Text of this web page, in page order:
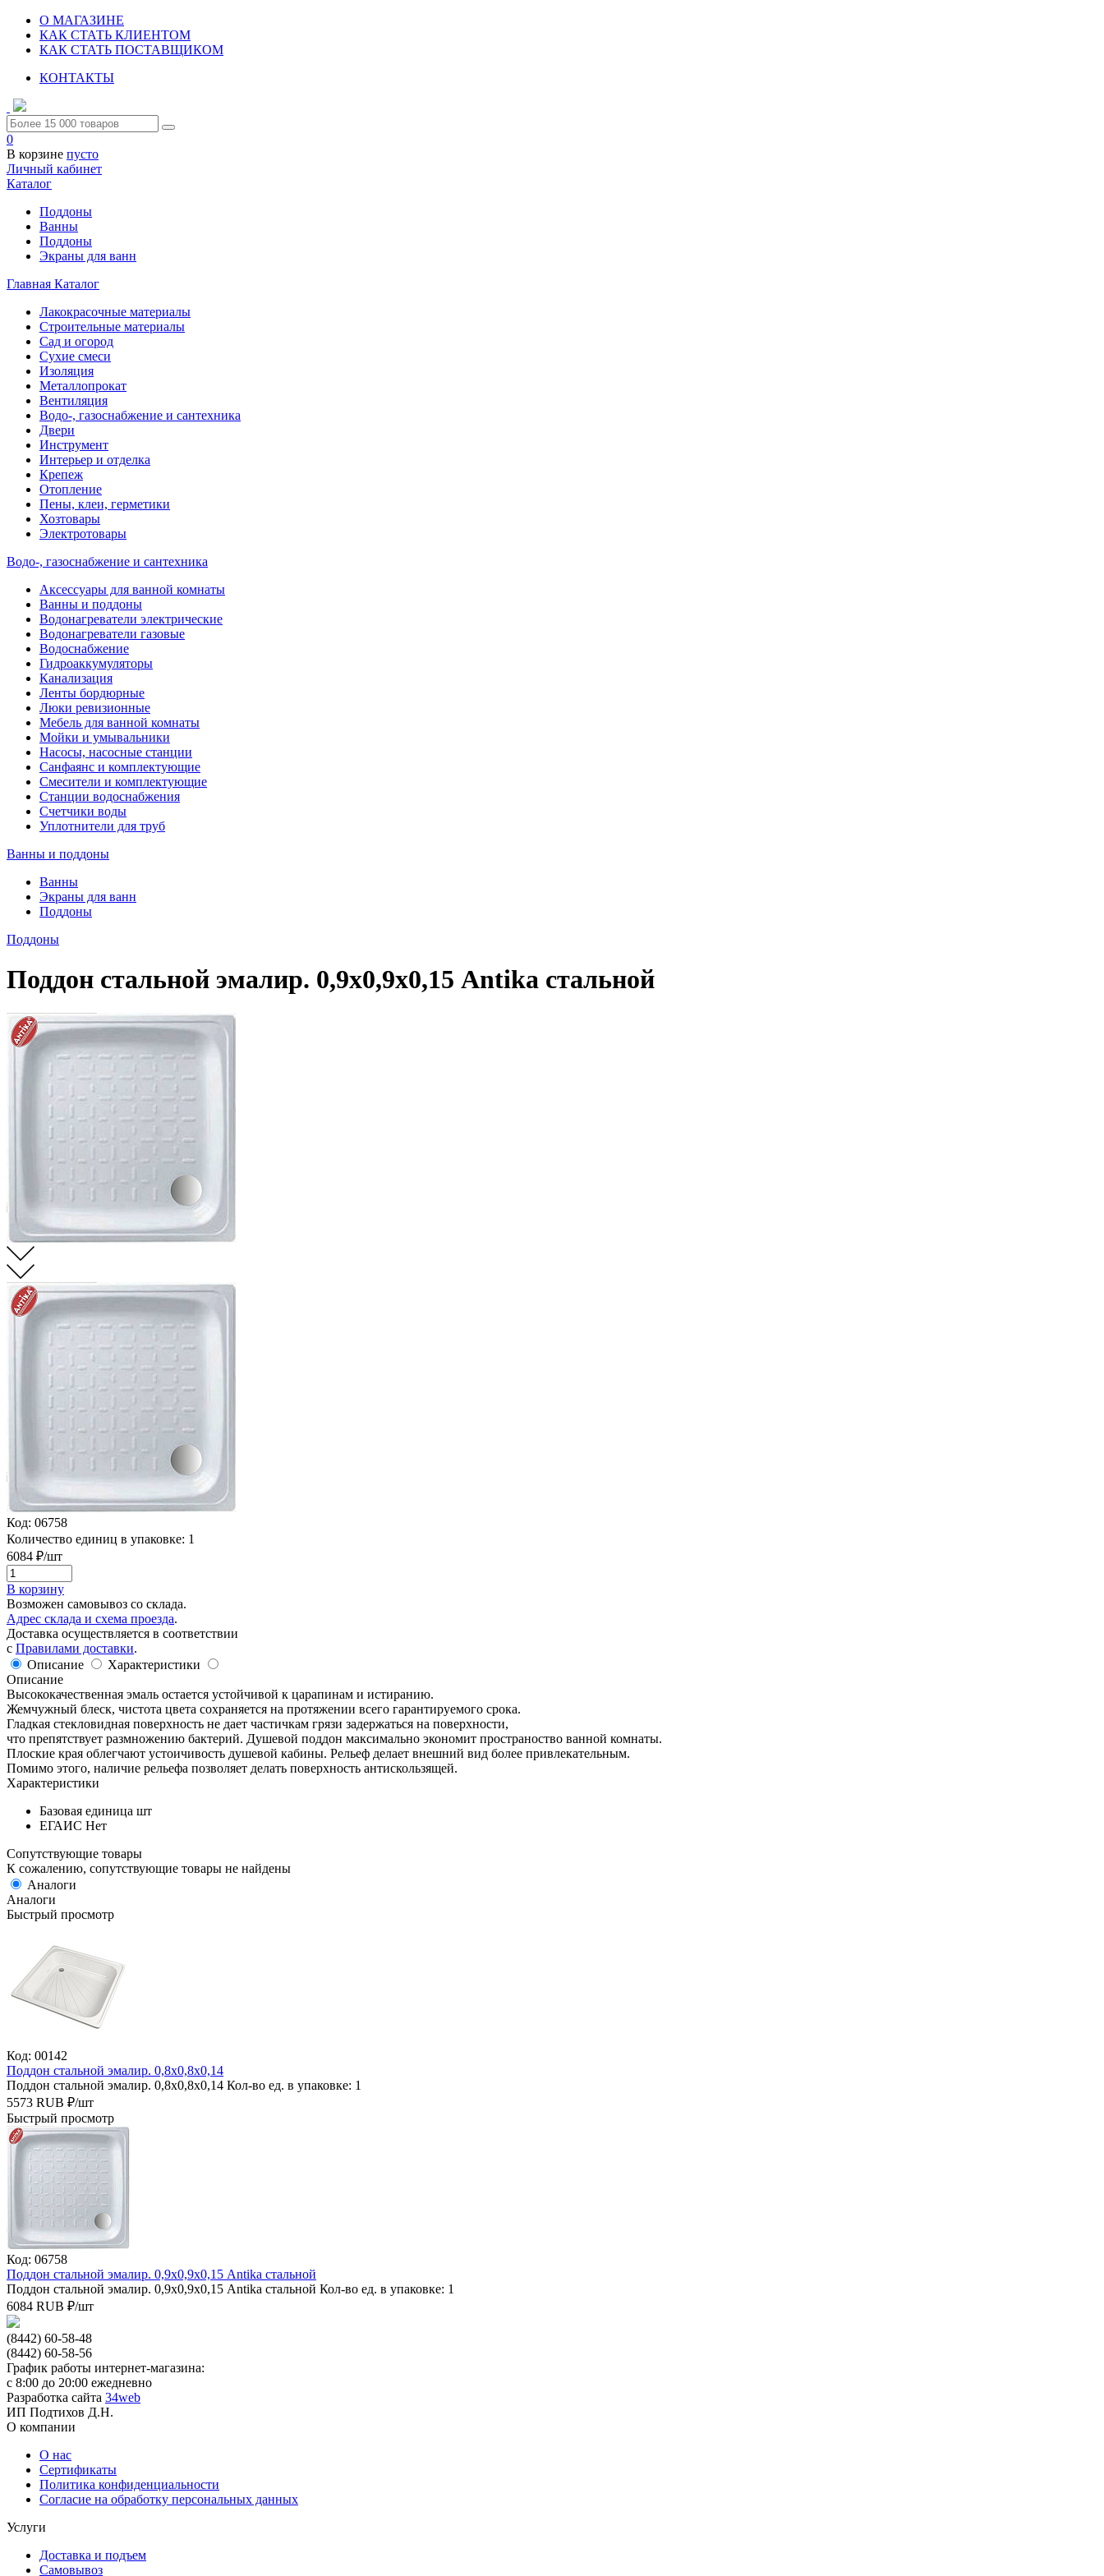
О МАГАЗИНЕ
КАК СТАТЬ КЛИЕНТОМ
КАК СТАТЬ ПОСТАВЩИКОМ
КОНТАКТЫ
0
В корзине пусто
Личный кабинет
Каталог
Поддоны
Ванны
Поддоны
Экраны для ванн
Главная Каталог
Лакокрасочные материалы
Строительные материалы
Сад и огород
Сухие смеси
Изоляция
Металлопрокат
Вентиляция
Водо-, газоснабжение и сантехника
Двери
Инструмент
Интерьер и отделка
Крепеж
Отопление
Пены, клеи, герметики
Хозтовары
Электротовары
Водо-, газоснабжение и сантехника
Аксессуары для ванной комнаты
Ванны и поддоны
Водонагреватели электрические
Водонагреватели газовые
Водоснабжение
Гидроаккумуляторы
Канализация
Ленты бордюрные
Люки ревизионные
Мебель для ванной комнаты
Мойки и умывальники
Насосы, насосные станции
Санфаянс и комплектующие
Смесители и комплектующие
Станции водоснабжения
Счетчики воды
Уплотнители для труб
Ванны и поддоны
Ванны
Экраны для ванн
Поддоны
Поддоны
Поддон стальной эмалир. 0,9х0,9х0,15 Antika стальной
Код: 06758
Количество единиц в упаковке: 1
6084 ₽/шт
В корзину
Возможен самовывоз со склада.
Адрес склада и схема проезда.
Доставка осуществляется в соответствии
с Правилами доставки.
Описание
Характеристики
Описание
Высококачественная эмаль остается устойчивой к царапинам и истиранию.
Жемчужный блеск, чистота цвета сохраняется на протяжении всего гарантируемого срока.
Гладкая стекловидная поверхность не дает частичкам грязи задержаться на поверхности,
что препятствует размножению бактерий. Душевой поддон максимально экономит пространоство ванной комнаты.
Плоские края облегчают устоичивость душевой кабины. Рельеф делает внешний вид более привлекательным.
Помимо этого, наличие рельефа позволяет делать поверхность антискользящей.
Характеристики
Базовая единица шт
ЕГАИС Нет
Сопутствующие товары
К сожалению, сопутствующие товары не найдены
Аналоги
Аналоги
Быстрый просмотр
Код: 00142
Поддон стальной эмалир. 0,8х0,8х0,14
Поддон стальной эмалир. 0,8х0,8х0,14 Кол-во ед. в упаковке: 1
5573 RUB ₽/шт
Быстрый просмотр
Код: 06758
Поддон стальной эмалир. 0,9х0,9х0,15 Antika стальной
Поддон стальной эмалир. 0,9х0,9х0,15 Antika стальной Кол-во ед. в упаковке: 1
6084 RUB ₽/шт
(8442) 60-58-48
(8442) 60-58-56
График работы интернет-магазина:
с 8:00 до 20:00 ежедневно
Разработка сайта 34web
ИП Подтихов Д.Н.
О компании
О нас
Сертификаты
Политика конфиденциальности
Согласие на обработку персональных данных
Услуги
Доставка и подъем
Самовывоз